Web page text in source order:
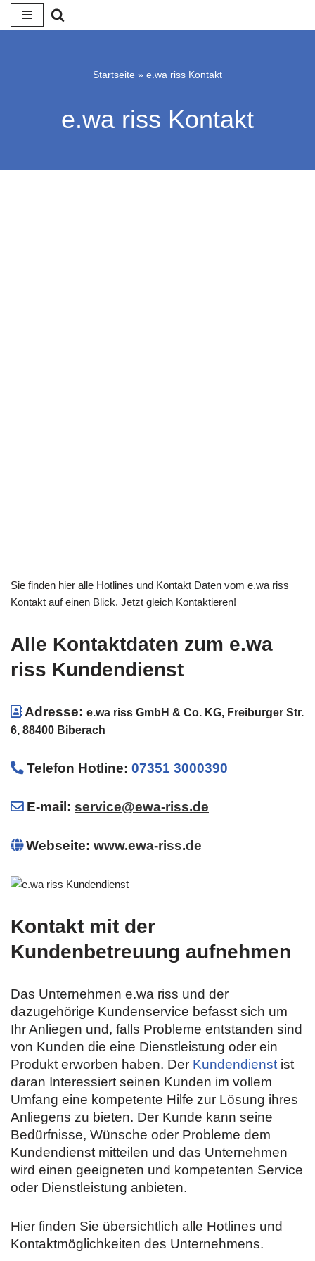
Startseite » e.wa riss Kontakt
e.wa riss Kontakt
Sie finden hier alle Hotlines und Kontakt Daten vom e.wa riss
Kontakt auf einen Blick. Jetzt gleich Kontaktieren!
Alle Kontaktdaten zum e.wa
riss Kundendienst
Adresse: e.wa riss GmbH & Co. KG, Freiburger Str.
6, 88400 Biberach
Telefon Hotline: 07351 3000390
E-mail: service@ewa-riss.de
Webseite: www.ewa-riss.de
Kontakt mit der
Kundenbetreuung aufnehmen
Das Unternehmen e.wa riss und der
dazugehörige Kundenservice befasst sich um
Ihr Anliegen und, falls Probleme entstanden sind
von Kunden die eine Dienstleistung oder ein
Produkt erworben haben. Der Kundendienst ist
daran Interessiert seinen Kunden im vollem
Umfang eine kompetente Hilfe zur Lösung ihres
Anliegens zu bieten. Der Kunde kann seine
Bedürfnisse, Wünsche oder Probleme dem
Kundendienst mitteilen und das Unternehmen
wird einen geeigneten und kompetenten Service
oder Dienstleistung anbieten.
Hier finden Sie übersichtlich alle Hotlines und
Kontaktmöglichkeiten des Unternehmens.